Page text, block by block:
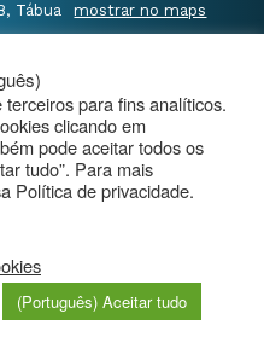
Tábua mostrar no maps
tabua.pt
| Mapa do Portal
|
|
- Videovigilância
para fins analíticos.
clicando em
pode aceitar todos os
tudo”. Para mais
Política de privacidade.
(Português) Aceitar tudo